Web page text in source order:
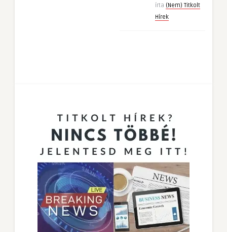
írta (Nem) Titkolt
Hírek